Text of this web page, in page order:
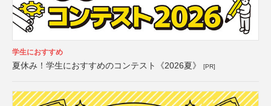
学生におすすめ
夏休み！学生におすすめのコンテスト《2026夏》 [PR]